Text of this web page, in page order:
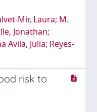
Mir, Laura; M.
Jonathan;
Julia; Reyes-
risk to